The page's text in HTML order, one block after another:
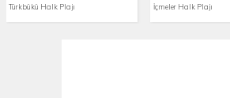
Türkbükü Halk Plajı İçmeler Halk Plajı